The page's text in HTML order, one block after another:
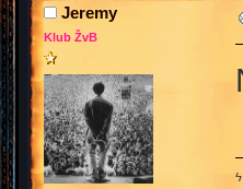
Jeremy
Klub ŽvB
ϟ